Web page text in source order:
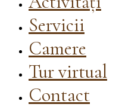
Servicii
Camere
Tur virtual
Contact